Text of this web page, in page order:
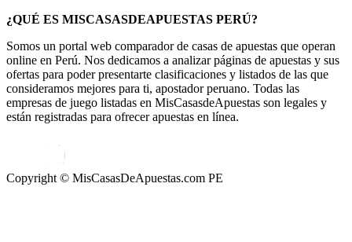
¿QUÉ ES MISCASASDEAPUESTAS PERÚ?
Somos un portal web comparador de casas de apuestas que operan
online en Perú. Nos dedicamos a analizar páginas de apuestas y sus
ofertas para poder presentarte clasificaciones y listados de las que
consideramos mejores para ti, apostador peruano. Todas las
empresas de juego listadas en MisCasasdeApuestas son legales y
están registradas para ofrecer apuestas en línea.
Copyright © MisCasasDeApuestas.com PE